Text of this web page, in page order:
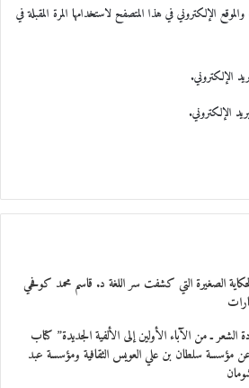
الإلكتروني في هذا المتصفح لاستخدامها المرة المقبلة في
الإلكتروني.
الإلكتروني.
الصغيرة التي كشفت سر اللغة د. قاسم محمد كوفحي
الشعر ـ من الآباء الأولين إلى الألفية الجديدة” كتاب
مؤسسة سلطان بن علي العويس الثقافية ومؤسسة عبد